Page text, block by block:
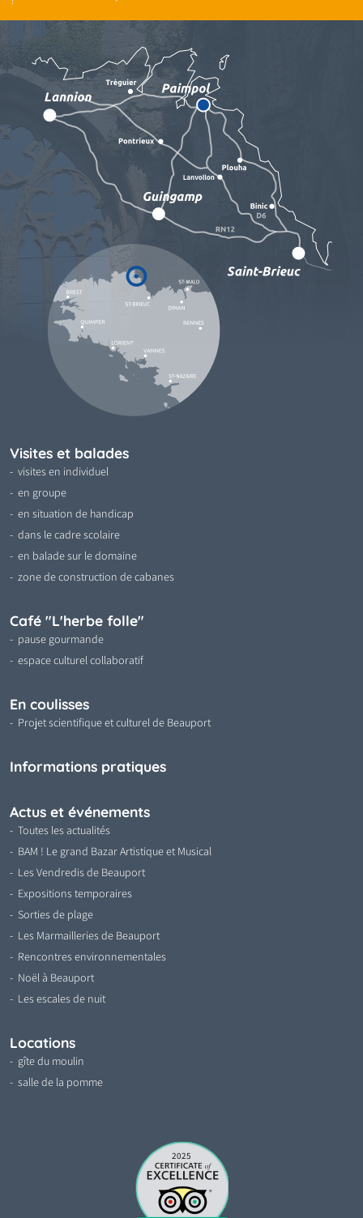
Visites et balades
visites en individuel
en groupe
en situation de handicap
dans le cadre scolaire
en balade sur le domaine
zone de construction de cabanes
Café "L'herbe folle"
pause gourmande
espace culturel collaboratif
En coulisses
Projet scientifique et culturel de Beauport
Informations pratiques
Actus et événements
Toutes les actualités
BAM ! Le grand Bazar Artistique et Musical
Les Vendredis de Beauport
Expositions temporaires
Sorties de plage
Les Marmailleries de Beauport
Rencontres environnementales
Noël à Beauport
Les escales de nuit
Locations
gîte du moulin
salle de la pomme
2025